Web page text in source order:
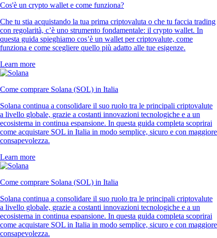
Cos'è un crypto wallet e come funziona?
Che tu stia acquistando la tua prima criptovaluta o che tu faccia trading
con regolarità, c’è uno strumento fondamentale: il crypto wallet. In
questa guida spieghiamo cos’è un wallet per criptovalute, come
funziona e come scegliere quello più adatto alle tue esigenze.
Learn more
Come comprare Solana (SOL) in Italia
Solana continua a consolidare il suo ruolo tra le principali criptovalute
a livello globale, grazie a costanti innovazioni tecnologiche e a un
ecosistema in continua espansione. In questa guida completa scoprirai
come acquistare SOL in Italia in modo semplice, sicuro e con maggiore
consapevolezza.
Learn more
Come comprare Solana (SOL) in Italia
Solana continua a consolidare il suo ruolo tra le principali criptovalute
a livello globale, grazie a costanti innovazioni tecnologiche e a un
ecosistema in continua espansione. In questa guida completa scoprirai
come acquistare SOL in Italia in modo semplice, sicuro e con maggiore
consapevolezza.